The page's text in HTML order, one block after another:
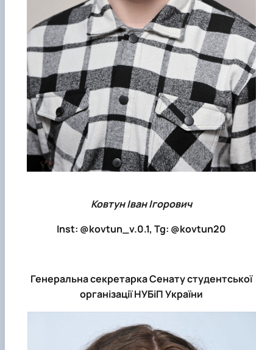
Ковтун Іван Ігорович
Inst: @kovtun_v.0.1, Tg: @kovtun20
Генеральна секретарка Сенату студентської
організації НУБіП України